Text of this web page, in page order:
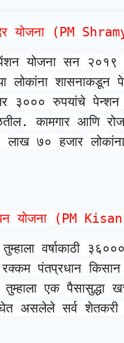
योजना (PM
योजना सन २०१९
लोकांना शासनाकडून
३००० रुपयांचे
कामगार आणि
लाख ७० हजार
योजना (PM
वर्षाकाठी
रक्कम पंतप्रधान
तुम्हाला एक पैसासुद्धा
असलेले सर्व शेतकरी